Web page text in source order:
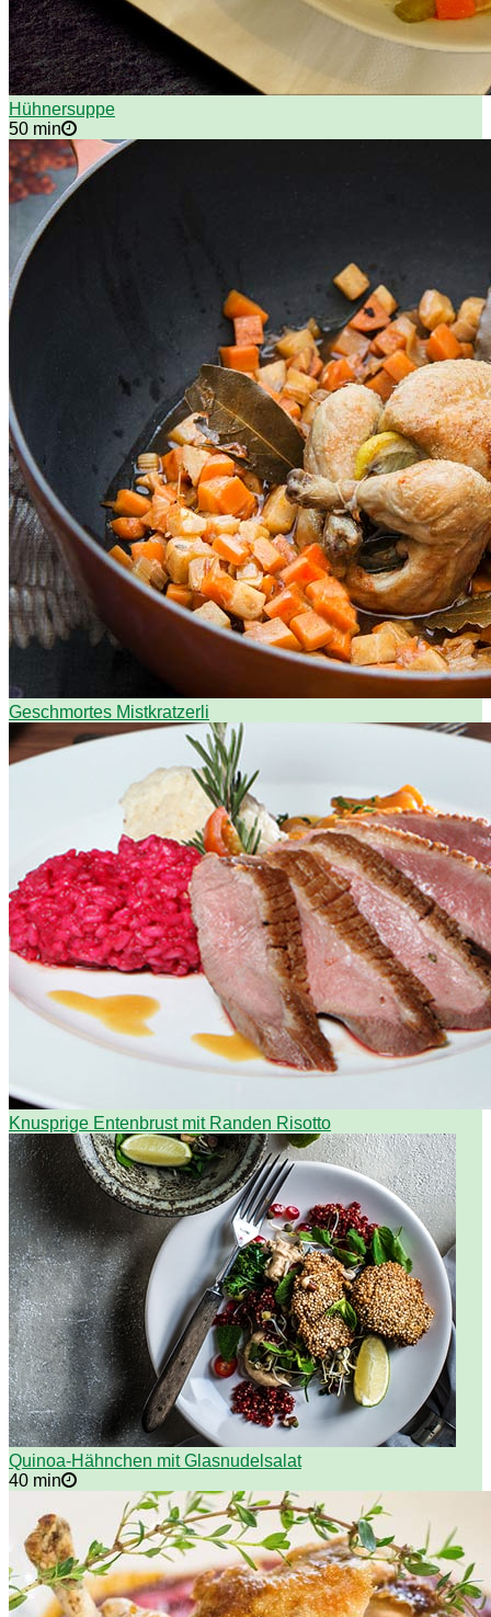
Hühnersuppe
50 min
Geschmortes Mistkratzerli
Knusprige Entenbrust mit Randen Risotto
Quinoa-Hähnchen mit Glasnudelsalat
40 min